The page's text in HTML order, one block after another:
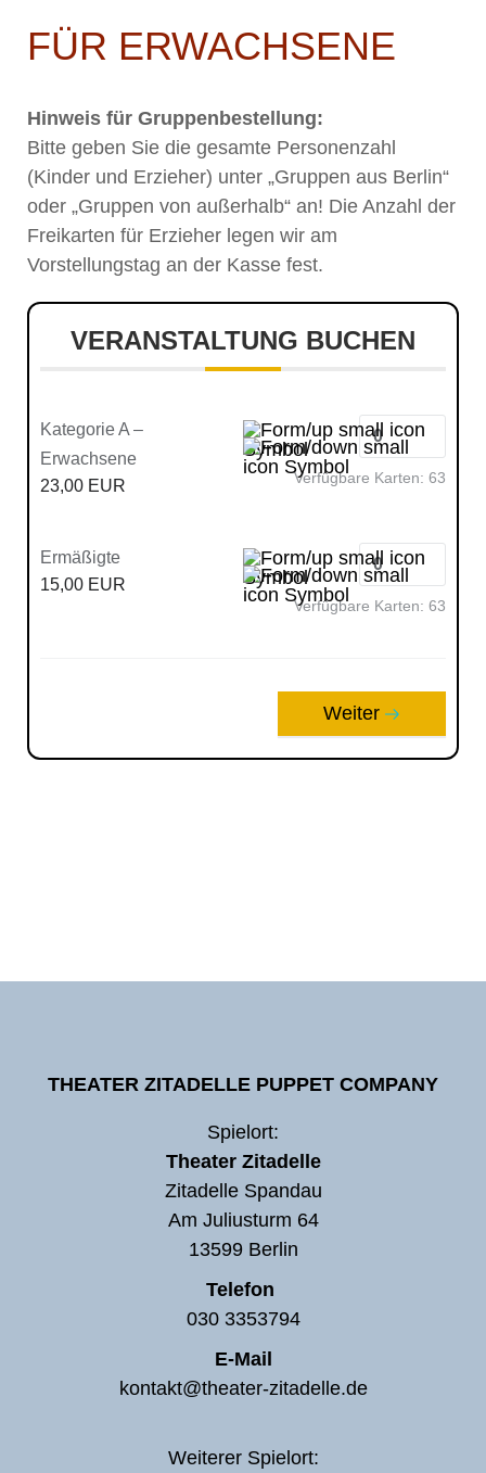
FÜR ERWACHSENE
Hinweis für Gruppenbestellung:
Bitte geben Sie die gesamte Personenzahl
(Kinder und Erzieher) unter „Gruppen aus Berlin“
oder „Gruppen von außerhalb“ an! Die Anzahl der
Freikarten für Erzieher legen wir am
Vorstellungstag an der Kasse fest.
VERANSTALTUNG BUCHEN
Kategorie A –
Erwachsene
23,00 EUR
Verfügbare Karten: 63
Ermäßigte
15,00 EUR
Verfügbare Karten: 63
Weiter
THEATER ZITADELLE PUPPET COMPANY
Spielort:
Theater Zitadelle
Zitadelle Spandau
Am Juliusturm 64
13599 Berlin
Telefon
030 3353794
E-Mail
kontakt@theater-zitadelle.de
Weiterer Spielort: